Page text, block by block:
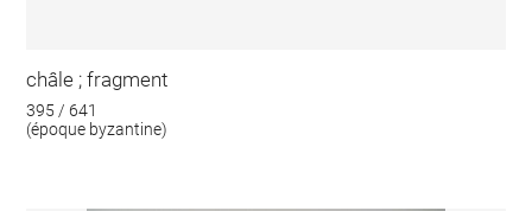
châle ; fragment
395 / 641
(époque byzantine)